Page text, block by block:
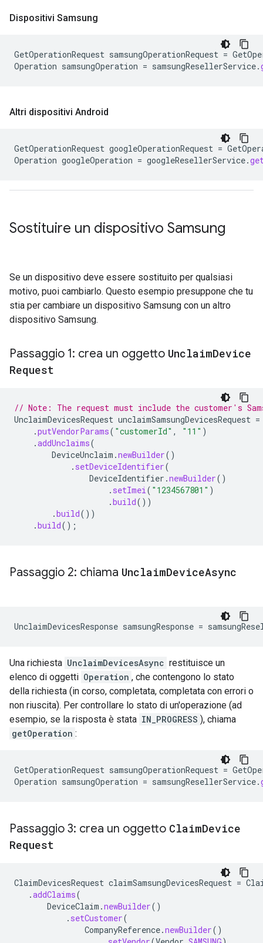
Dispositivi Samsung
GetOperationRequest samsungOperationRequest =
Operation samsungOperation = samsungResellerService.
Altri dispositivi Android
GetOperationRequest googleOperationRequest =
Operation googleOperation = googleResellerService.
Sostituire un dispositivo Samsung
Se un dispositivo deve essere sostituito per qualsiasi
motivo, puoi cambiarlo. Questo esempio presuppone che tu
stia per cambiare un dispositivo Samsung con un altro
dispositivo Samsung.
Passaggio 1: crea un oggetto UnclaimDevice
Request
// Note: The request must include the customer's
UnclaimDevicesRequest unclaimSamsungDevicesRequest =
.putVendorParams( "customerId" , "11" )
.addUnclaims(
DeviceUnclaim .newBuilder()
. setDeviceIdentifier(
DeviceIdentifier .newBuilder()
. setImei( "1234567801" )
.build())
.build())
.build();
Passaggio 2: chiama UnclaimDeviceAsync
UnclaimDevicesResponse samsungResponse =
Una richiesta UnclaimDevicesAsync restituisce un
elenco di oggetti Operation , che contengono lo stato
della richiesta (in corso, completata, completata con errori o
non riuscita). Per controllare lo stato di un'operazione (ad
esempio, se la risposta è stata IN_PROGRESS ), chiama
getOperation :
GetOperationRequest samsungOperationRequest =
Operation samsungOperation = samsungResellerService.
Passaggio 3: crea un oggetto ClaimDevice
Request
ClaimDevicesRequest claimSamsungDevicesRequest =
.addClaims(
DeviceClaim .newBuilder()
. setCustomer(
CompanyReference.newBuilder()